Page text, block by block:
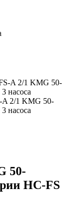
A 2/1 KMG 50-
насоса
50-
HC-FS